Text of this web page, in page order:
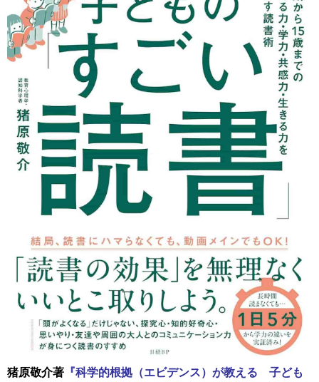
猪原敬介著 『科学的根拠（エビデンス）が教える 子ども